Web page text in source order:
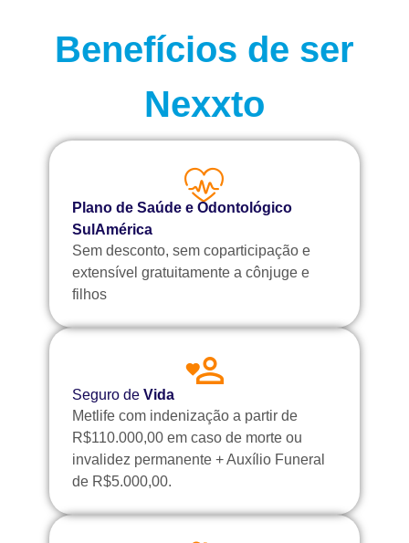
Benefícios de ser
Nexxto
Plano de Saúde e Odontológico
SulAmérica
Sem desconto, sem coparticipação e
extensível gratuitamente a cônjuge e
filhos
Seguro de Vida
Metlife com indenização a partir de
R$110.000,00 em caso de morte ou
invalidez permanente + Auxílio Funeral
de R$5.000,00.